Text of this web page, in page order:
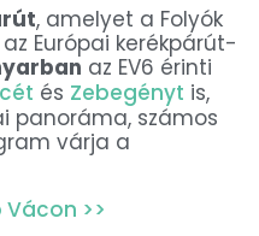
, amelyet a Folyók
Európai kerékpárút-
az EV6 érinti
és Zebegényt is,
panoráma, számos
várja a
>>